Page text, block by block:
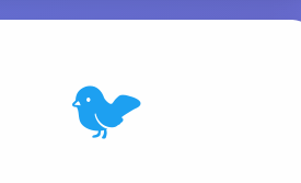
🐦